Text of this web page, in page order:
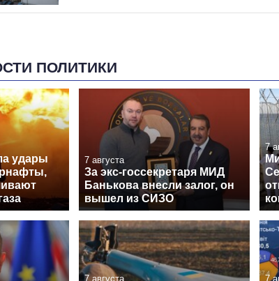
ПОЛИТИКИ
удары
7 августа
За экс-госсекретаря МИД
Банькова внесли залог, он
вышел из СИЗО
7
7 августа 7